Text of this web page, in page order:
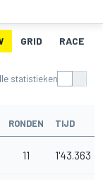
GRID RACE
statistieken
RONDEN TIJD
11 1'43.363